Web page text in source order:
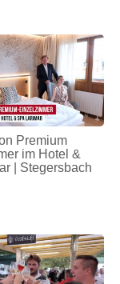
Premium
im Hotel &
| Stegersbach